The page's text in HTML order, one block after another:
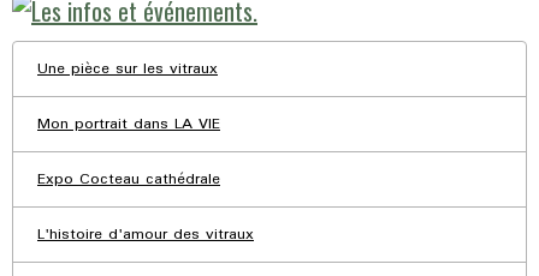
Une pièce sur les vitraux
Mon portrait dans LA VIE
Expo Cocteau cathédrale
L'histoire d'amour des vitraux